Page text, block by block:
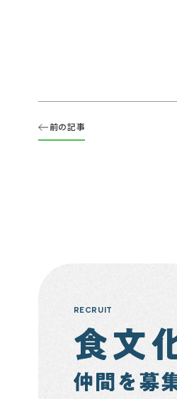
前の記事
RECRUIT